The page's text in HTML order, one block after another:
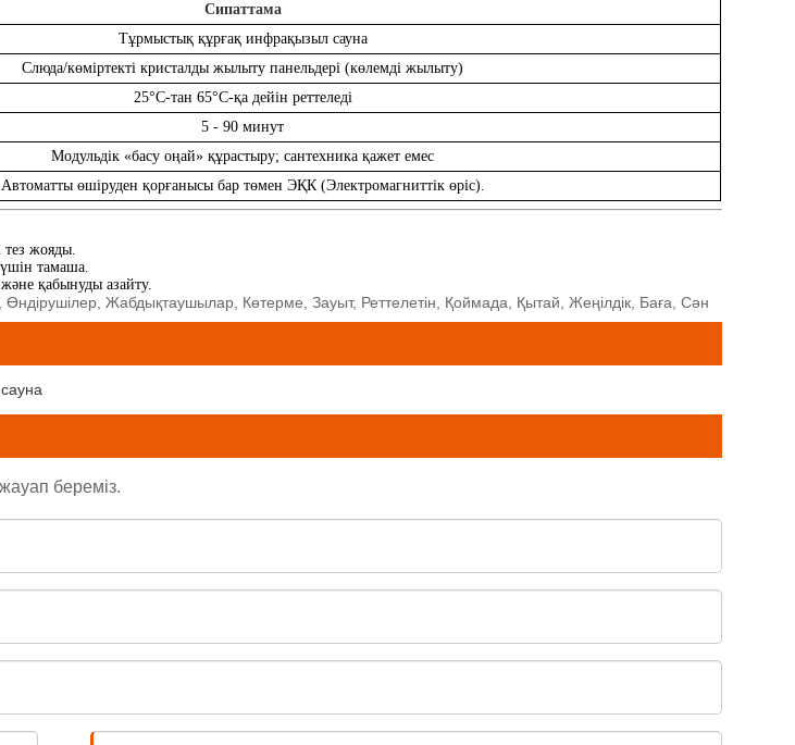
Сипаттама
Тұрмыстық құрғақ инфрақызыл сауна
Слюда/көміртекті кристалды жылыту панельдері (көлемді жылыту)
25°C-тан 65°C-қа дейін реттеледі
5 - 90 минут
Модульдік «басу оңай» құрастыру; сантехника қажет емес
Автоматты өшіруден қорғанысы бар төмен ЭҚК (Электромагниттік өріс).
тез жояды.
тамаша.
қабынуды азайту.
Жабдықтаушылар, Көтерме, Зауыт, Реттелетін, Қоймада, Қытай, Жеңілдік, Баға, Сән
береміз.